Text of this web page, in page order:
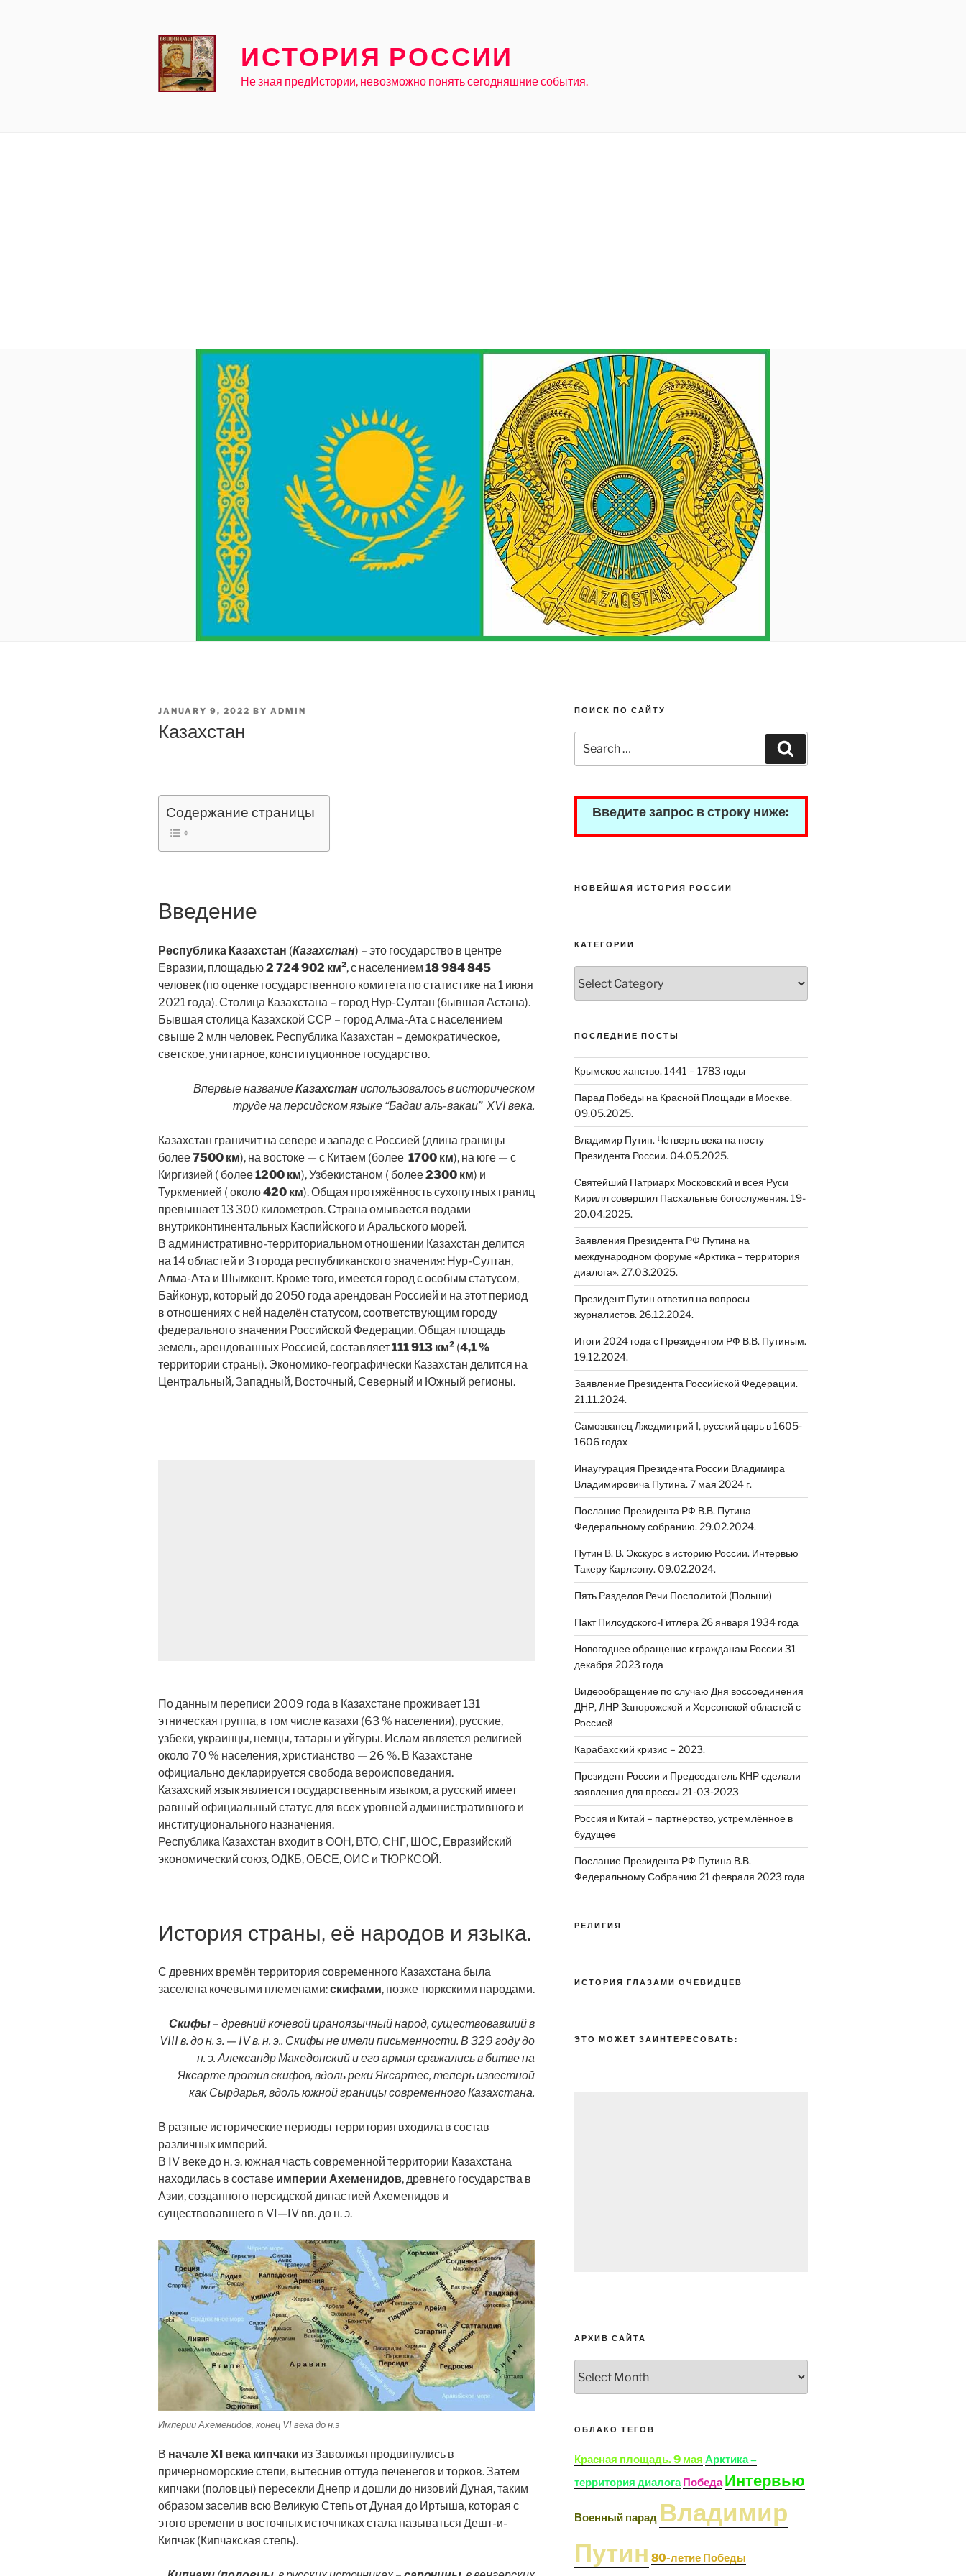
ИСТОРИЯ РОССИИ
Не зная предИстории, невозможно понять сегодняшние события.
POSTED
JANUARY 9, 2022 BY ADMIN
Казахстан
Содержание страницы
Введение
Республика Казахстан (Казахстан) – это государство в центре
Евразии, площадью2 724 902 км², с населением 18 984 845
человек (по оценке государственного комитета по статистике на 1 июня
2021 года). Столица Казахстана – город Нур-Султан (бывшая Астана).
Бывшая столица Казахской ССР – город Алма-Ата с населением
свыше 2 млн человек. Республика Казахстан – демократическое,
светское, унитарное, конституционное государство.
Впервые названиеКазахстаниспользовалось в историческом
труде на персидском языке “Бадаи аль-вакаи” XVI века.
Казахстан граничит на севере и западе с Россией (длина границы
более7500 км), на востоке — с Китаем (более 1700 км), на юге — с
Киргизией ( более1200 км), Узбекистаном ( более2300 км) и
Туркменией ( около420 км). Общая протяжённость сухопутных границ
превышает 13 300 километров. Страна омывается водами
внутриконтинентальных Каспийского и Аральского морей.
В административно-территориальном отношении Казахстан делится
на 14 областей и 3 города республиканского значения: Нур-Султан,
Алма-Ата и Шымкент. Кроме того, имеется город с особым статусом,
Байконур, который до 2050 года арендован Россией и на этот период
в отношениях с ней наделён статусом, соответствующим городу
федерального значения Российской Федерации. Общая площадь
земель, арендованных Россией, составляет111 913 км² (4,1 %
территории страны). Экономико-географически Казахстан делится на
Центральный, Западный, Восточный, Северный и Южный регионы.
По данным переписи 2009 года в Казахстане проживает 131
этническая группа, в том числе казахи (63 % населения), русские,
узбеки, украинцы, немцы, татары и уйгуры. Ислам является религией
около 70 % населения, христианство — 26 %. В Казахстане
официально декларируется свобода вероисповедания.
Казахский язык является государственным языком, а русский имеет
равный официальный статус для всех уровней административного и
институционального назначения.
Республика Казахстан входит в ООН, ВТО, СНГ, ШОС, Евразийский
экономический союз, ОДКБ, ОБСЕ, ОИС и ТЮРКСОЙ.
История страны, её народов и языка.
С древних времён территория современного Казахстана была
заселена кочевыми племенами:скифами, позже тюркскими народами.
Скифы – древний кочевой ираноязычный народ, существовавший в
VIII в. до н. э. — IV в. н. э.. Скифы не имели письменности. В 329 году до
н. э. Александр Македонский и его армия сражались в битве на
Яксарте против скифов, вдоль реки Яксартес, теперь известной
как Сырдарья, вдоль южной границы современного Казахстана.
В разные исторические периоды территория входила в состав
различных империй.
В IV веке до н. э. южная часть современной территории Казахстана
находилась в составе империи Ахеменидов, древнего государства в
Азии, созданного персидской династией Ахеменидов и
существовавшего в VI—IV вв. до н. э.
Империи Ахеменидов, конец VI века до н.э
В начале XI века кипчаки из Заволжья продвинулись в
причерноморские степи, вытеснив оттуда печенегов и торков. Затем
кипчаки (половцы) пересекли Днепр и дошли до низовий Дуная, таким
образом заселив всю Великую Степь от Дуная до Иртыша, которая с
этого времени в восточных источниках стала называться Дешт-и-
Кипчак (Кипчакская степь).
ПОИСК ПО САЙТУ
for:
Введите запрос в строку ниже:
НОВЕЙШАЯ ИСТОРИЯ РОССИИ
КАТЕГОРИИ
ПОСЛЕДНИЕ ПОСТЫ
Крымское ханство. 1441 – 1783 годы
Парад Победы на Красной Площади в Москве.
09.05.2025.
Владимир Путин. Четверть века на посту
Президента России. 04.05.2025.
Святейший Патриарх Московский и всея Руси
Кирилл совершил Пасхальные богослужения. 19-
20.04.2025.
Заявления Президента РФ Путина на
международном форуме «Арктика – территория
диалога». 27.03.2025.
Президент Путин ответил на вопросы
журналистов. 26.12.2024.
Итоги 2024 года с Президентом РФ В.В. Путиным.
19.12.2024.
Заявление Президента Российской Федерации.
21.11.2024.
Cамозванец Лжедмитрий I, русский царь в 1605-
1606 годах
Инаугурация Президента России Владимира
Владимировича Путина. 7 мая 2024 г.
Послание Президента РФ В.В. Путина
Федеральному собранию. 29.02.2024.
Путин В. В. Экскурс в историю России. Интервью
Такеру Карлсону. 09.02.2024.
Пять Разделов Речи Посполитой (Польши)
Пакт Пилсудского-Гитлера 26 января 1934 года
Новогоднее обращение к гражданам России 31
декабря 2023 года
Видеообращение по случаю Дня воссоединения
ДНР, ЛНР Запорожской и Херсонской областей с
Россией
Карабахский кризис – 2023.
Президент России и Председатель КНР сделали
заявления для прессы 21-03-2023
Россия и Китай – партнёрство, устремлённое в
будущее
Послание Президента РФ Путина В.В.
Федеральному Собранию 21 февраля 2023 года
РЕЛИГИЯ
ИСТОРИЯ ГЛАЗАМИ ОЧЕВИДЦЕВ
ЭТО МОЖЕТ ЗАИНТЕРЕСОВАТЬ:
АРХИВ САЙТА
сайта
ОБЛАКО ТЕГОВ
Красная площадь. 9 мая Арктика –
территория диалога Победа Интервью
Военный парад Владимир
Путин 80-летие Победы